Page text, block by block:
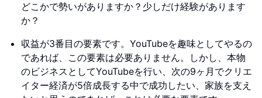
どこかで勢いがありますか？少しだけ経験があります
か？
収益が3番目の要素です。YouTubeを趣味としてやるの
であれば、この要素は必要ありません。しかし、本物
のビジネスとしてYouTubeを行い、次の9ヶ月でクリエ
イター経済が5倍成長する中で成功したい、家族を支え